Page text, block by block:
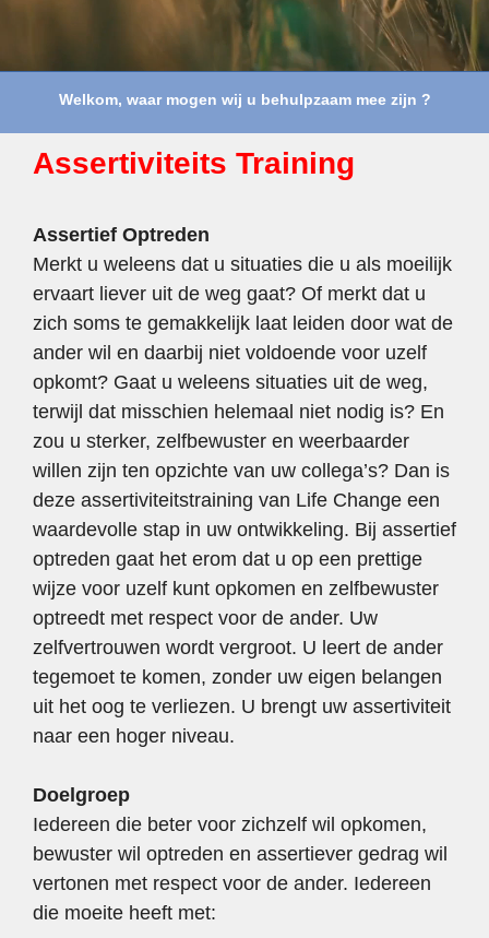
Welkom, waar mogen wij u behulpzaam mee zijn ?
Assertiviteits Training
Assertief Optreden
Merkt u weleens dat u situaties die u als moeilijk
ervaart liever uit de weg gaat? Of merkt dat u
zich soms te gemakkelijk laat leiden door wat de
ander wil en daarbij niet voldoende voor uzelf
opkomt? Gaat u weleens situaties uit de weg,
terwijl dat misschien helemaal niet nodig is? En
zou u sterker, zelfbewuster en weerbaarder
willen zijn ten opzichte van uw collega’s? Dan is
deze assertiviteitstraining van Life Change een
waardevolle stap in uw ontwikkeling. Bij assertief
optreden gaat het erom dat u op een prettige
wijze voor uzelf kunt opkomen en zelfbewuster
optreedt met respect voor de ander. Uw
zelfvertrouwen wordt vergroot. U leert de ander
tegemoet te komen, zonder uw eigen belangen
uit het oog te verliezen. U brengt uw assertiviteit
naar een hoger niveau.
Doelgroep
Iedereen die beter voor zichzelf wil opkomen,
bewuster wil optreden en assertiever gedrag wil
vertonen met respect voor de ander. Iedereen
die moeite heeft met: